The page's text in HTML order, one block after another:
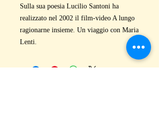
Sulla sua poesia Lucilio Santoni ha
realizzato nel 2002 il film-video A lungo
ragionarne insieme. Un viaggio con Maria
Lenti.